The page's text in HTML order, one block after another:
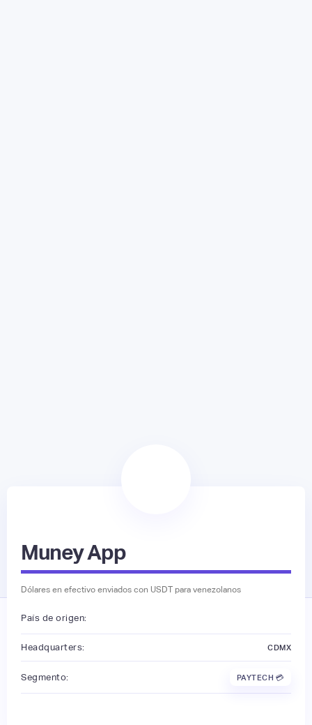
Muney App
Dólares en efectivo enviados con USDT para venezolanos
País de origen:
Headquarters: CDMX
Segmento: PAYTECH 💳